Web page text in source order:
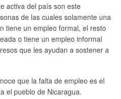
activa del país son este
de las cuales solamente una
tiene un empleo formal, el resto
o tiene un empleo informal
que les ayudan a sostener a
que la falta de empleo es el
el pueblo de Nicaragua.